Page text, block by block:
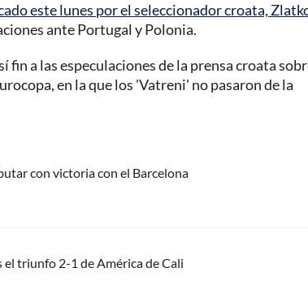
este lunes por el seleccionador croata,
ante Portugal y Polonia.
a las especulaciones de la prensa croata
en la que los 'Vatreni' no pasaron de la
con victoria con el Barcelona
el triunfo 2-1 de América de Cali